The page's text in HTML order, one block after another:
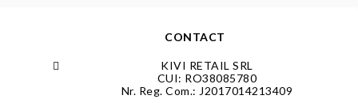
CONTACT
KIVI RETAIL SRL
CUI: RO38085780
Nr. Reg. Com.: J2017014213409